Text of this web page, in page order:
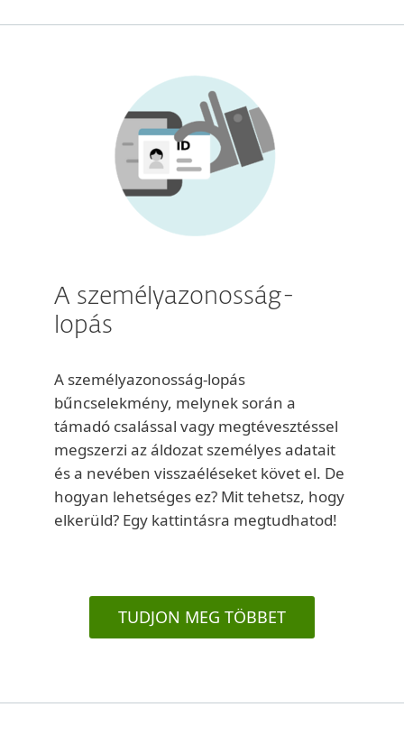
A személyazonosság-
lopás
A személyazonosság-lopás
bűncselekmény, melynek során a
támadó csalással vagy megtévesztéssel
megszerzi az áldozat személyes adatait
és a nevében visszaéléseket követ el. De
hogyan lehetséges ez? Mit tehetsz, hogy
elkerüld? Egy kattintásra megtudhatod!
TUDJON MEG TÖBBET